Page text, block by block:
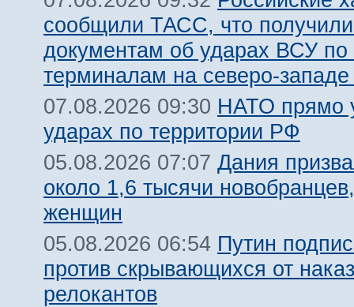
сообщили ТАСС, что получили
документам об ударах ВСУ
терминалам на северо-
07.08.2026 09:30 НАТО прямо
ударах по территории РФ
05.08.2026 07:07 Дания
около 1,6 тысячи
женщин
05.08.2026 06:54 Путин
против скрывающихся от
релокантов